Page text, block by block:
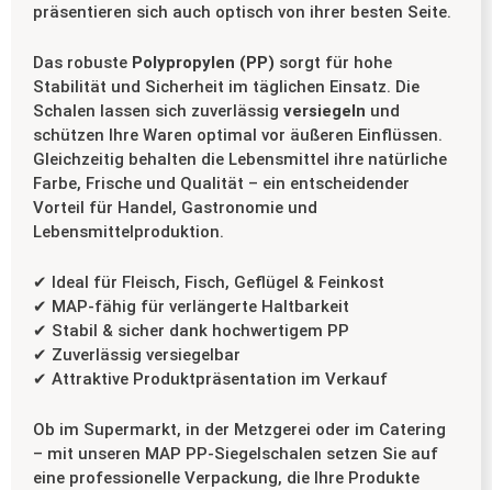
präsentieren sich auch optisch von ihrer besten Seite.
Das robuste Polypropylen (PP) sorgt für hohe
Stabilität und Sicherheit im täglichen Einsatz. Die
Schalen lassen sich zuverlässig versiegeln und
schützen Ihre Waren optimal vor äußeren Einflüssen.
Gleichzeitig behalten die Lebensmittel ihre natürliche
Farbe, Frische und Qualität – ein entscheidender
Vorteil für Handel, Gastronomie und
Lebensmittelproduktion.
✔ Ideal für Fleisch, Fisch, Geflügel & Feinkost
✔ MAP-fähig für verlängerte Haltbarkeit
✔ Stabil & sicher dank hochwertigem PP
✔ Zuverlässig versiegelbar
✔ Attraktive Produktpräsentation im Verkauf
Ob im Supermarkt, in der Metzgerei oder im Catering
– mit unseren MAP PP-Siegelschalen setzen Sie auf
eine professionelle Verpackung, die Ihre Produkte